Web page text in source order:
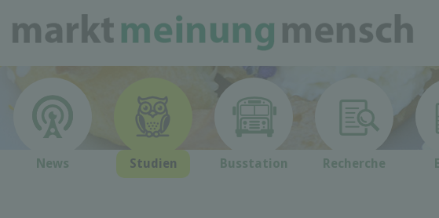
News Studien Busstation Recherche